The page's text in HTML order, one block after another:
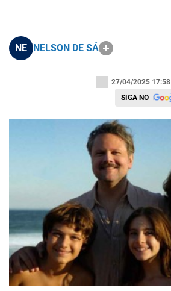
NE NELSON DE SÁ
27/04/2025 17:58
SIGA NO